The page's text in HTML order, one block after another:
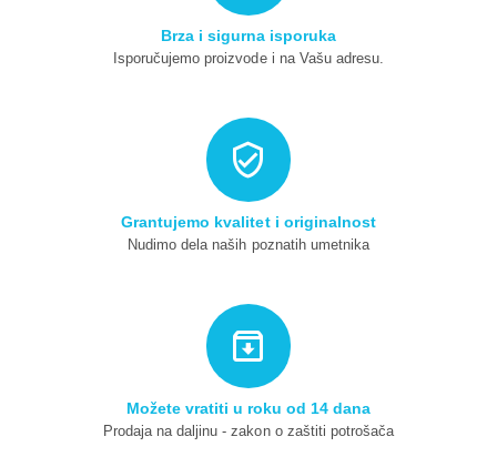
Brza i sigurna isporuka
Isporučujemo proizvode i na Vašu adresu.
Grantujemo kvalitet i originalnost
Nudimo dela naših poznatih umetnika
Možete vratiti u roku od 14 dana
Prodaja na daljinu - zakon o zaštiti potrošača